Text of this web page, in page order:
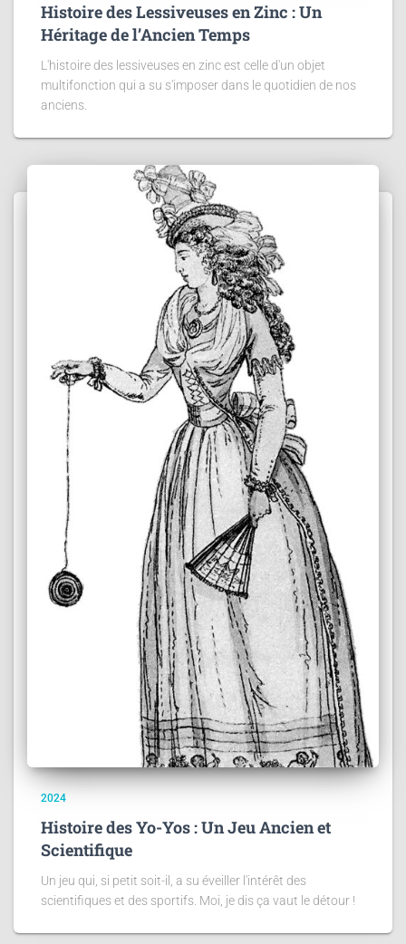
Histoire des Lessiveuses en Zinc : Un
Héritage de l’Ancien Temps
L'histoire des lessiveuses en zinc est celle d'un objet
multifonction qui a su s'imposer dans le quotidien de nos
anciens.
2024
Histoire des Yo-Yos : Un Jeu Ancien et
Scientifique
Un jeu qui, si petit soit-il, a su éveiller l'intérêt des
scientifiques et des sportifs. Moi, je dis ça vaut le détour !